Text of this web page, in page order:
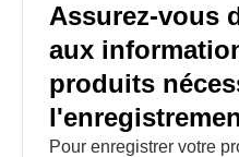
Assurez-vous
aux
produits
Pour enregistrer votre